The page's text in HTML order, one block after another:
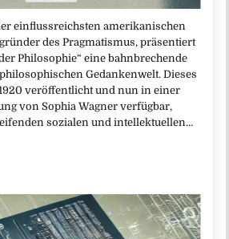
einflussreichsten amerikanischen
des Pragmatismus, präsentiert
Philosophie“ eine bahnbrechende
Gedankenwelt. Dieses
veröffentlicht und nun in einer
von Sophia Wagner verfügbar,
sozialen und intellektuellen…